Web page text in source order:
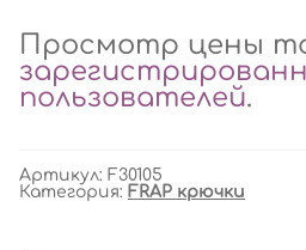
Просмотр цены
пользователей.
Артикул: F30105
Категория: FRAP крючки